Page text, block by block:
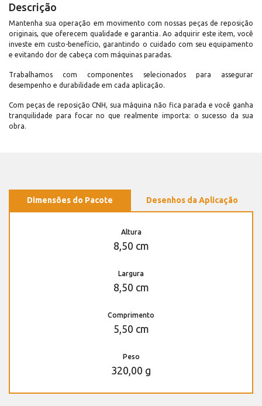
Descrição
Mantenha sua operação em movimento com nossas peças de reposição
originais, que oferecem qualidade e garantia. Ao adquirir este item, você
investe em custo-benefício, garantindo o cuidado com seu equipamento
e evitando dor de cabeça com máquinas paradas.
Trabalhamos com componentes selecionados para assegurar
desempenho e durabilidade em cada aplicação.
Com peças de reposição CNH, sua máquina não fica parada e você ganha
tranquilidade para focar no que realmente importa: o sucesso da sua
obra.
Dimensões do Pacote Desenhos da Aplicação
Altura
8,50 cm
Largura
8,50 cm
Comprimento
5,50 cm
Peso
320,00 g